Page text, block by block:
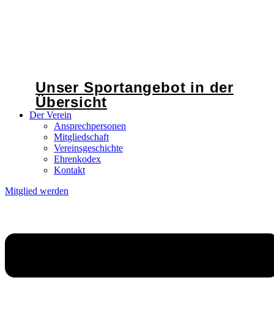
Unser Sportangebot in der
Übersicht
Der Verein
Ansprechpersonen
Mitgliedschaft
Vereinsgeschichte
Ehrenkodex
Kontakt
Mitglied werden